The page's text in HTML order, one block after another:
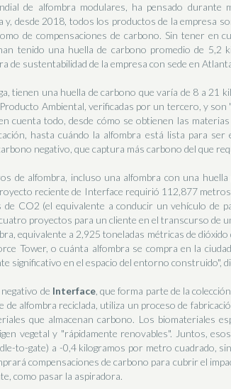
de alfombra modulares, ha pensado durante
y, desde 2018, todos los productos de la empresa
de compensaciones de carbono. Sin tener en
tenido una huella de carbono promedio de 5,2
de sustentabilidad de la empresa con sede en
tienen una huella de carbono que varía de 8 a 21
Ambiental, verificadas por un tercero, y son
cuenta todo, desde cómo se obtienen las
hasta cuándo la alfombra está lista para ser
negativo, que captura más carbono del que
de alfombra, incluso una alfombra con una
reciente de Interface requirió 112,877
CO2 (el equivalente a conducir un vehículo de
proyectos para un cliente en el transcurso de
equivalente a 2,925 toneladas métricas de dióxido
Tower, o cuánta alfombra se compra en la
significativo en el espacio del entorno construido",
de Interface, que forma parte de la colección
de alfombra reciclada, utiliza un proceso de
que almacenan carbono. Los biomateriales
vegetal y "rápidamente renovables". Juntos,
to-gate) a -0,4 kilogramos por metro cuadrado,
compensaciones de carbono para cubrir el
como pasar la aspiradora.